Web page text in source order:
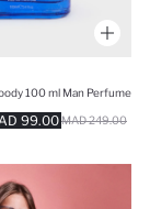
99.00 MAD 249.00 MAD